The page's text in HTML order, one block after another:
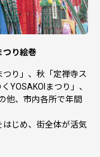
つり絵巻
り」、秋「定禅寺ス
YOSAKOIまつり」、
他、市内各所で年間
じめ、街全体が活気